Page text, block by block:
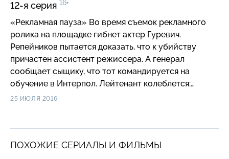
12-я серия 16+
«Рекламная пауза» Во время съемок рекламного
ролика на площадке гибнет актер Гуревич.
Репейников пытается доказать, что к убийству
причастен ассистент режиссера. А генерал
сообщает сыщику, что тот командируется на
обучение в Интерпол. Лейтенант колеблется:
принять предложение или отказаться?
25 ИЮЛЯ 2016
ПОХОЖИЕ СЕРИАЛЫ И ФИЛЬМЫ